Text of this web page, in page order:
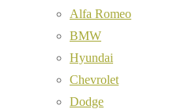
Alfa Romeo
BMW
Hyundai
Chevrolet
Dodge